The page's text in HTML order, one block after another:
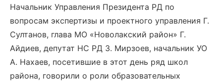
Начальник Управления Президента РД по
вопросам экспертизы и проектного управления Г.
Султанов, глава МО «Новолакский район» Г.
Айдиев, депутат НС РД З. Мирзоев, начальник УО
А. Нахаев, посетившие в этот день ряд школ
района, говорили о роли образовательных